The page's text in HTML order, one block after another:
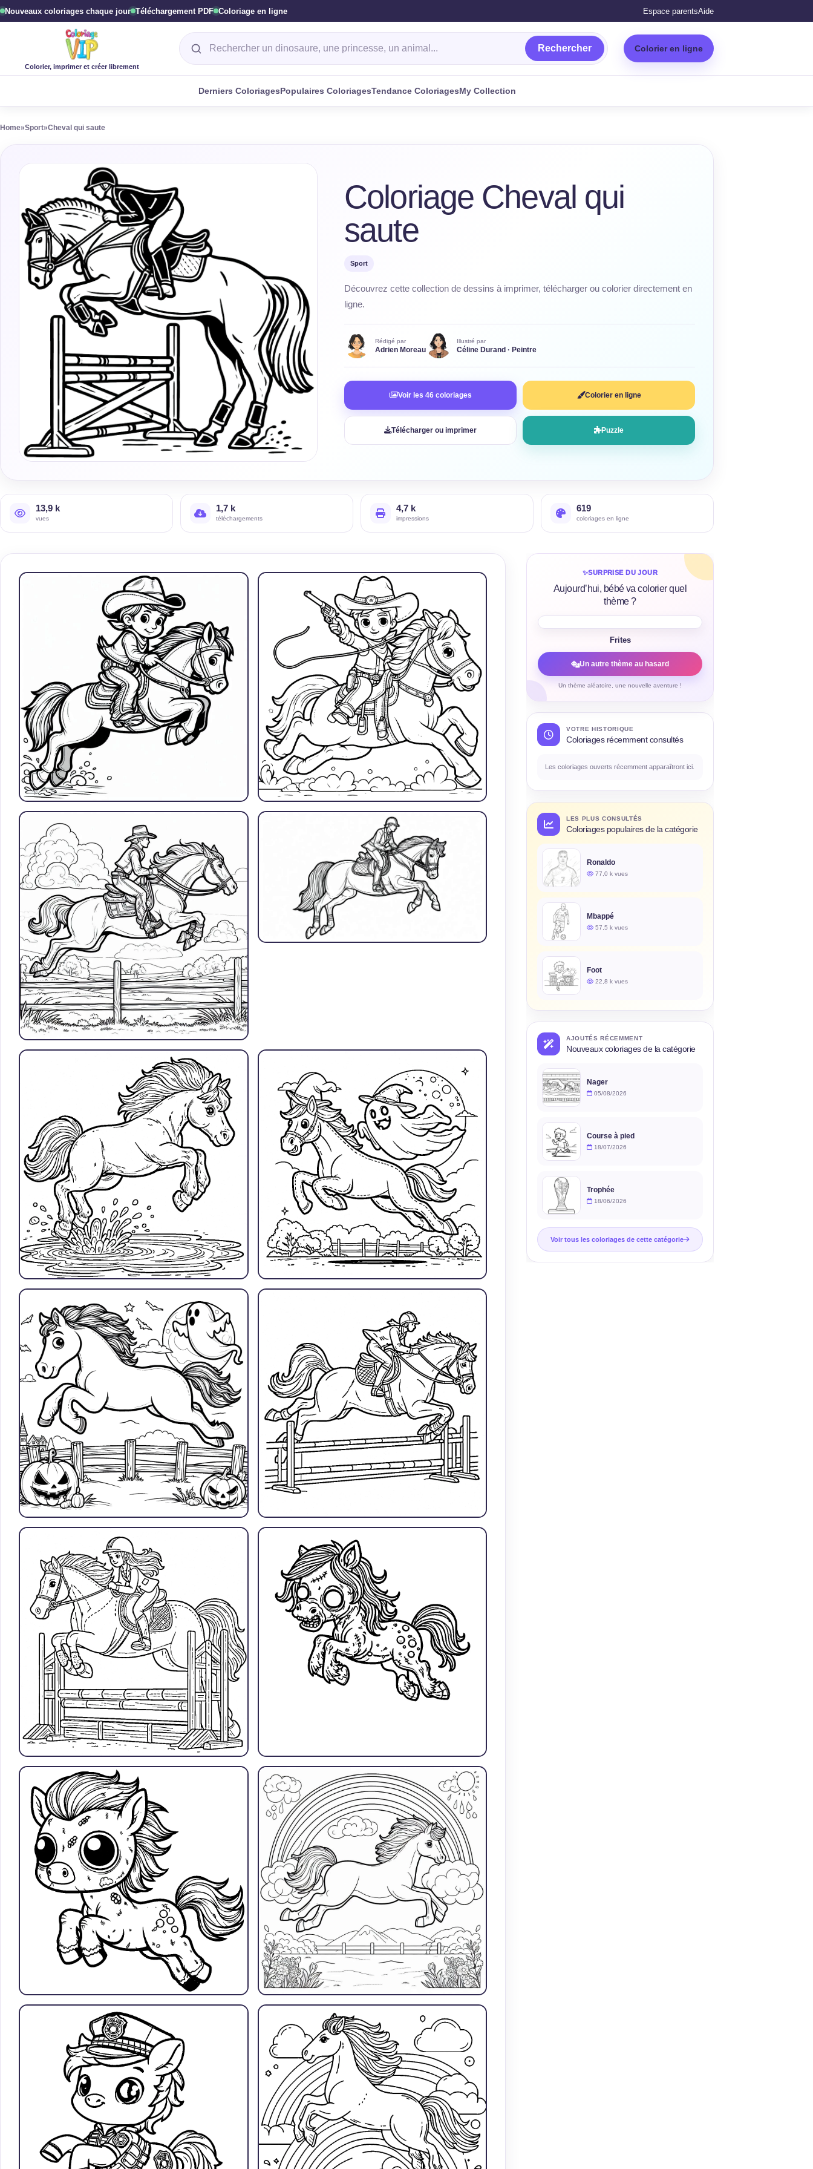
Nouveaux coloriages chaque jour Téléchargement PDF Coloriage en ligne Espace parentsAide
Colorier, imprimer et créer librement
Rechercher un coloriage
Rechercher Colorier en ligne
Derniers ColoriagesPopulaires ColoriagesTendance ColoriagesMy Collection
Home»Sport»Cheval qui saute
Coloriage Cheval qui
saute
Sport
Découvrez cette collection de dessins à imprimer, télécharger ou colorier directement en
ligne.
Rédigé par
Adrien Moreau
Illustré par
Céline Durand · Peintre
Voir les 46 coloriages Colorier en ligne
Télécharger ou imprimer Puzzle
13,9 k
vues
1,7 k
téléchargements
4,7 k
impressions
619
coloriages en ligne
✨SURPRISE DU JOUR
Aujourd’hui, bébé va colorier quel
thème ?
Frites
Un autre thème au hasard
Un thème aléatoire, une nouvelle aventure !
VOTRE HISTORIQUE
Coloriages récemment consultés
Les coloriages ouverts récemment apparaîtront ici.
LES PLUS CONSULTÉS
Coloriages populaires de la catégorie
Ronaldo
77,0 k vues
Mbappé
57,5 k vues
Foot
22,8 k vues
AJOUTÉS RÉCEMMENT
Nouveaux coloriages de la catégorie
Nager
05/08/2026
Course à pied
18/07/2026
Trophée
18/06/2026
Voir tous les coloriages de cette catégorie